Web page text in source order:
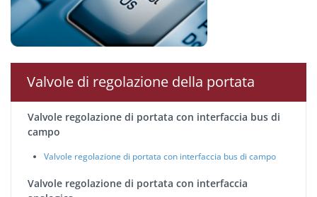
Valvole di regolazione della portata
Valvole regolazione di portata con interfaccia bus di
campo
Valvole regolazione di portata con interfaccia bus di campo
Valvole regolazione di portata con interfaccia